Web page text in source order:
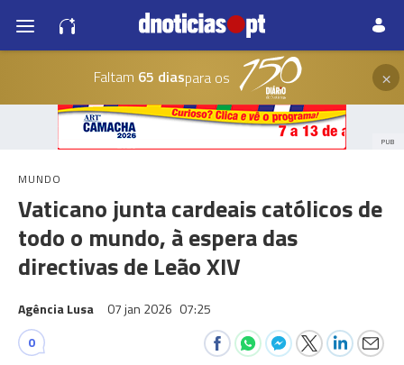
Faltam 65 diaspara os ×
PUB
MUNDO
Vaticano junta cardeais católicos de
todo o mundo, à espera das
directivas de Leão XIV
Agência Lusa 07 jan 2026 07:25
0